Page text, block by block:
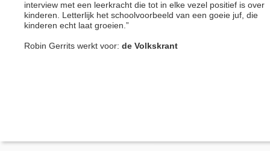
interview met een leerkracht die tot in elke vezel positief is over
kinderen. Letterlijk het schoolvoorbeeld van een goeie juf, die
kinderen echt laat groeien.”
Robin Gerrits werkt voor: de Volkskrant